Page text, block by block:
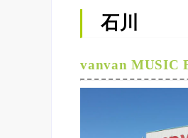
石川
vanvan MUSIC